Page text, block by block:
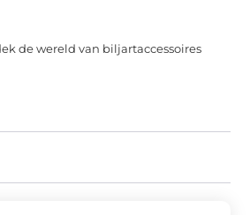
de wereld van biljartaccessoires